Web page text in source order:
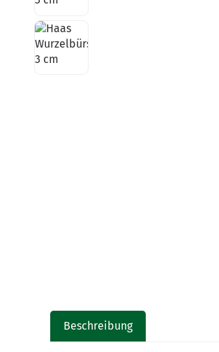
Beschreibung